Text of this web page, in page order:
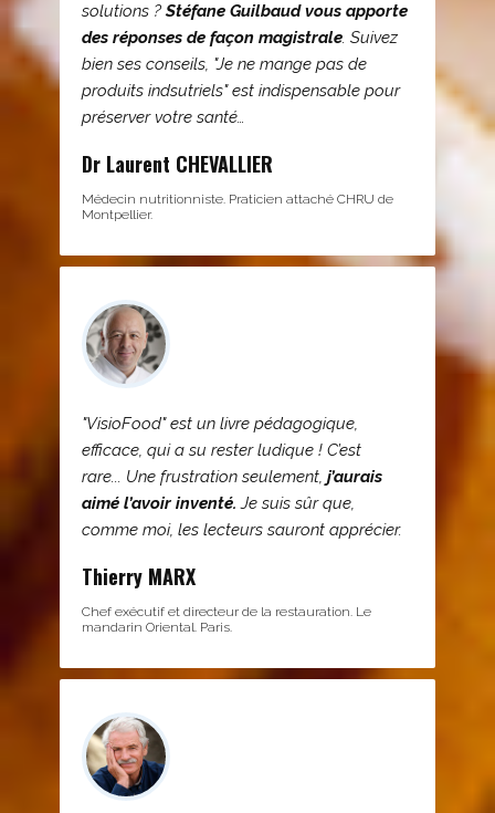
solutions ?Stéfane Guilbaud vous apporte
des réponses de façon magistrale. Suivez
bien ses conseils, "Je ne mange pas de
produits indsutriels" est indispensable pour
préserver votre santé…
Dr Laurent CHEVALLIER
Médecin nutritionniste. Praticien attaché CHRU de
Montpellier.
"VisioFood" est un livre pédagogique,
efficace, qui a su rester ludique ! C’est
rare... Une frustration seulement, j’aurais
aimé l’avoir inventé. Je suis sûr que,
comme moi, les lecteurs sauront apprécier.
Thierry MARX
Chef exécutif et directeur de la restauration. Le
mandarin Oriental. Paris.